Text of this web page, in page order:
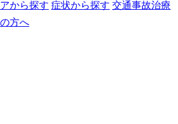
から探す 症状から探す 交通事故治療
方へ